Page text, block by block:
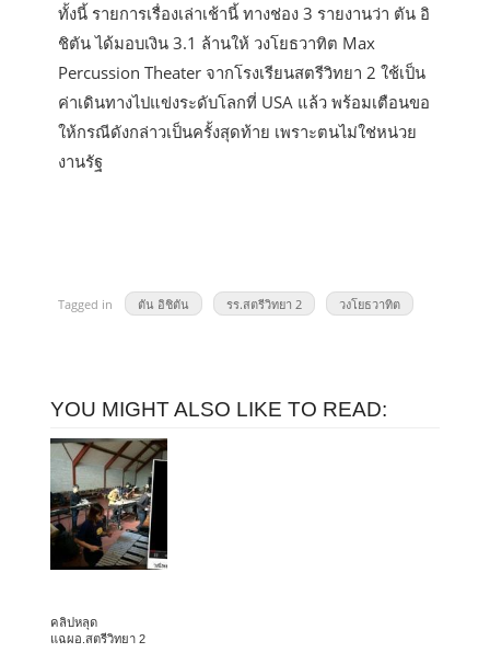
ทั้งนี้ รายการเรื่องเล่าเช้านี้ ทางช่อง 3 รายงานว่า ตัน อิ
ชิตัน ได้มอบเงิน 3.1 ล้านให้ วงโยธวาทิต Max
Percussion Theater จากโรงเรียนสตรีวิทยา 2 ใช้เป็น
ค่าเดินทางไปแข่งระดับโลกที่ USA แล้ว พร้อมเตือนขอ
ให้กรณีดังกล่าวเป็นครั้งสุดท้าย เพราะตนไม่ใช่หน่วย
งานรัฐ
Tagged in ตัน อิชิตัน รร.สตรีวิทยา 2 วงโยธวาทิต
YOU MIGHT ALSO LIKE TO READ:
คลิปหลุด
แฉผอ.สตรีวิทยา 2